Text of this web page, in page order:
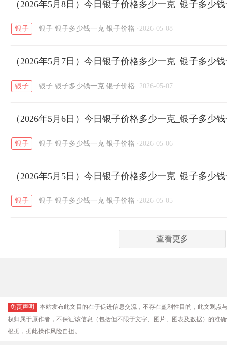
开国纪念币 大清银币 / 长城币 / 老
菜百 周生生 周大生
六福 / 金至尊 / 潮宏基 / 亚一金店
（2026年5月8日）今日银子价格多少一克_银子多少
银子 银子 银子多少钱一克 银子价格 · 2026-05-08
（2026年5月7日）今日银子价格多少一克_银子多少
银子 银子 银子多少钱一克 银子价格 · 2026-05-07
（2026年5月6日）今日银子价格多少一克_银子多少
银子 银子 银子多少钱一克 银子价格 · 2026-05-06
（2026年5月5日）今日银子价格多少一克_银子多少
银子 银子 银子多少钱一克 银子价格 · 2026-05-05
查看更多
免责声明
本站发布此文目的在于促进信息交流，不存在盈利性目的，此文观
权归属于原作者，不保证该信息（包括但不限于文字、图片、图表及数据）的准
根据，据此操作风险自担。